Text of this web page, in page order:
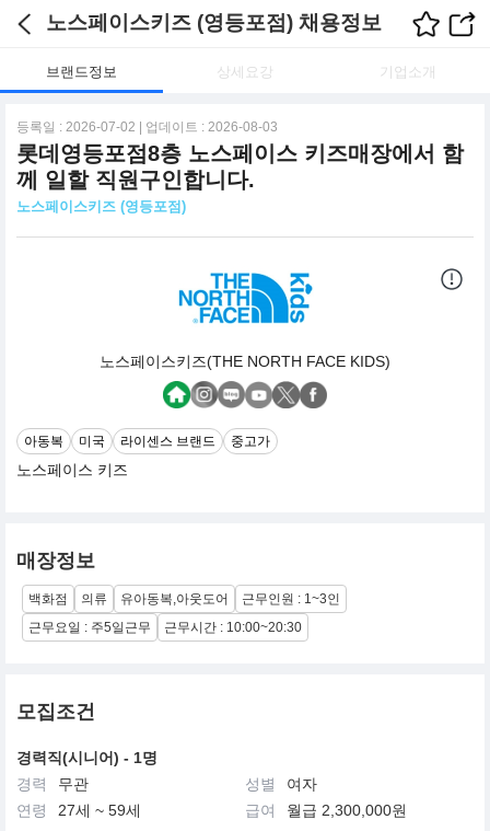
노스페이스키즈 (영등포점) 채용정보
브랜드정보 상세요강 기업소개
등록일 : 2026-07-02 | 업데이트 : 2026-08-03
롯데영등포점8층 노스페이스 키즈매장에서 함
께 일할 직원구인합니다.
노스페이스키즈 (영등포점)
노스페이스키즈(THE NORTH FACE KIDS)
아동복 미국 라이센스 브랜드 중고가
노스페이스 키즈
매장정보
백화점 의류 유아동복,아웃도어
근무인원 : 1~3인
근무요일 : 주5일근무
근무시간 : 10:00~20:30
모집조건
경력직(시니어) - 1명
경력
무관 성별
여자
연령
27세 ~ 59세 급여 월급 2,300,000원